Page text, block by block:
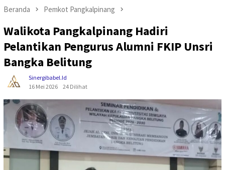
Beranda Pemkot Pangkalpinang
Walikota Pangkalpinang Hadiri
Pelantikan Pengurus Alumni FKIP Unsri
Bangka Belitung
Sinergibabel.id
16 Mei 2026
24 Dilihat